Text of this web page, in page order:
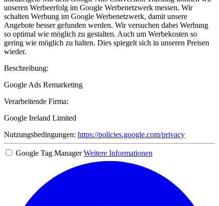
unseren Werbeerfolg im Google Werbenetzwerk messen. Wir
schalten Werbung im Google Werbenetzwerk, damit unsere
Angebote besser gefunden werden. Wir versuchen dabei Werbung
so optimal wie möglich zu gestalten. Auch um Werbekosten so
gering wie möglich zu halten. Dies spiegelt sich in unseren Preisen
wieder.
Beschreibung:
Google Ads Remarketing
Verarbeitende Firma:
Google Ireland Limited
Nutzungsbedingungen: https://policies.google.com/privacy
Google Tag Manager Weitere Informationen